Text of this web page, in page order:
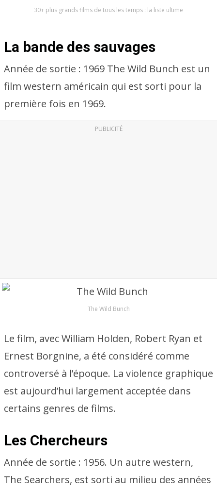
30+ plus grands films de tous les temps : la liste ultime
La bande des sauvages
Année de sortie : 1969 The Wild Bunch est un
film western américain qui est sorti pour la
première fois en 1969.
PUBLICITÉ
The Wild Bunch
Le film, avec William Holden, Robert Ryan et
Ernest Borgnine, a été considéré comme
controversé à l’époque. La violence graphique
est aujourd’hui largement acceptée dans
certains genres de films.
Les Chercheurs
Année de sortie : 1956. Un autre western,
The Searchers, est sorti au milieu des années